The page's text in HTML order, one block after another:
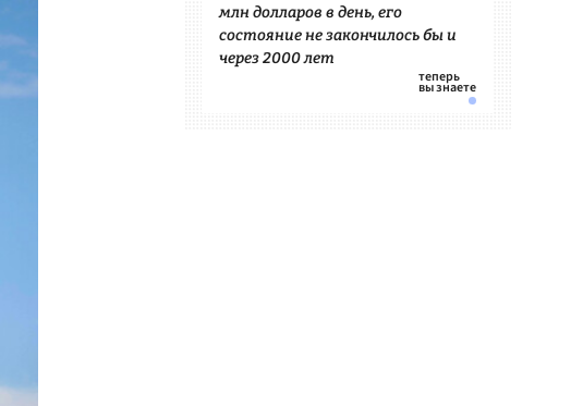
млн долларов в день, его
состояние не закончилось бы и
через 2000 лет